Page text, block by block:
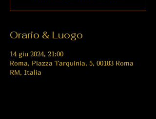
Orario & Luogo
14 giu 2024, 21:00
Roma, Piazza Tarquinia, 5, 00183 Roma
RM, Italia